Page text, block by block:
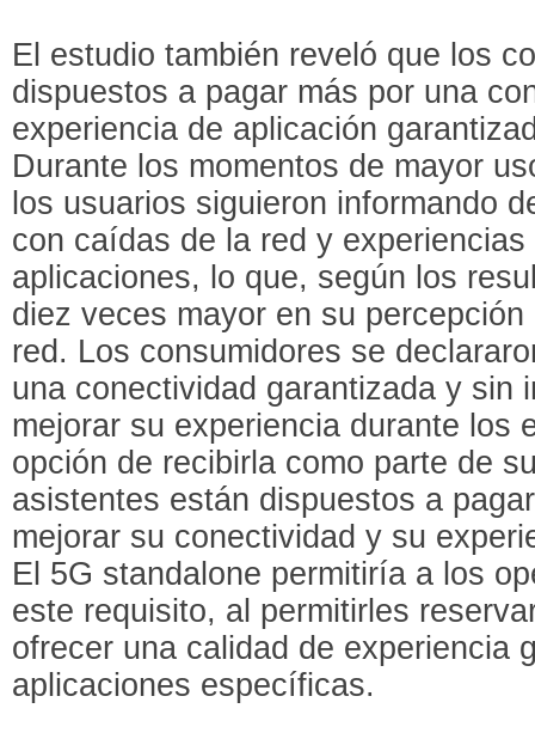
El estudio también reveló que los
dispuestos a pagar más por una
experiencia de aplicación
Durante los momentos de mayor
los usuarios siguieron informando
con caídas de la red y
aplicaciones, lo que, según los
diez veces mayor en su
red. Los consumidores se
una conectividad garantizada y sin
mejorar su experiencia durante los
opción de recibirla como parte de
asistentes están dispuestos a
mejorar su conectividad y su
El 5G standalone permitiría a los
este requisito, al permitirles
ofrecer una calidad de experiencia
aplicaciones específicas.